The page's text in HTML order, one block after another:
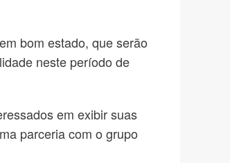
bom estado, que serão
neste período de
em exibir suas
parceria com o grupo